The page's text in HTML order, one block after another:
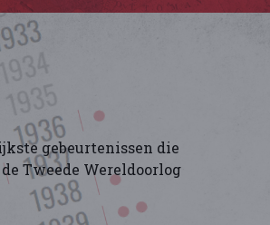
gebeurtenissen die
Tweede Wereldoorlog